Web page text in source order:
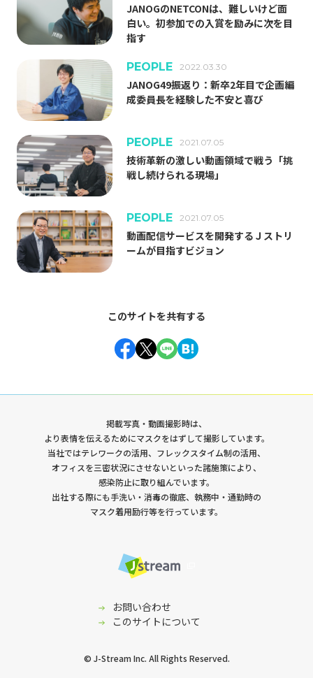
J-Stream Equipmedia # SaaSサービス
# インフラエンジニア
クラウド
# バックエンドエンジニア
# フロントエンドエンジニア # 仕事の醍醐味
# 動画 # 業務紹介 # 組織の魅力
タグ一覧
JANOGのNETCONは、難しいけど面
白い。初参加での入賞を励みに次を目
指す
PEOPLE 2022.03.30
JANOG49振返り：新卒2年目で企画編
成委員長を経験した不安と喜び
PEOPLE 2021.07.05
技術革新の激しい動画領域で戦う「挑
戦し続けられる現場」
PEOPLE 2021.07.05
動画配信サービスを開発するＪストリ
ームが目指すビジョン
このサイトを共有する
Facebook
Twitter
LineHatena
掲載写真・動画撮影時は、
より表情を伝えるためにマスクをはずして撮影しています。
当社ではテレワークの活用、フレックスタイム制の活用、
オフィスを三密状況にさせないといった諸施策により、
感染防止に取り組んでいます。
出社する際にも手洗い・消毒の徹底、執務中・通勤時の
マスク着用励行等を行っています。
お問い合わせ
このサイトについて
© J-Stream Inc. All Rights Reserved.